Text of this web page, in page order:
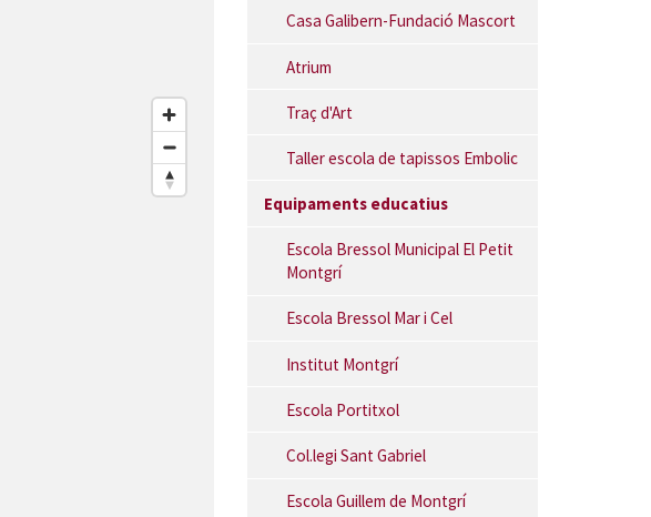
Casa Galibern-Fundació Mascort
Atrium
Traç d'Art
Taller escola de tapissos Embolic
Equipaments educatius
Escola Bressol Municipal El Petit
Montgrí
Escola Bressol Mar i Cel
Institut Montgrí
Escola Portitxol
Col.legi Sant Gabriel
Escola Guillem de Montgrí